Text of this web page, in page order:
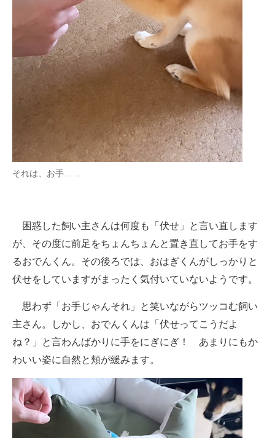
それは、お手……
困惑した飼い主さんは何度も「伏せ」と言い直します
が、その度に前足をちょんちょんと置き直してお手をす
るおでんくん。その後ろでは、おはぎくんがしっかりと
伏せをしていますがまったく気付いていないようです。
思わず「お手じゃんそれ」と笑いながらツッコむ飼い
主さん。しかし、おでんくんは「伏せってこうだよ
ね？」と言わんばかりに手をにぎにぎ！ あまりにもか
わいい姿に自然と頬が緩みます。